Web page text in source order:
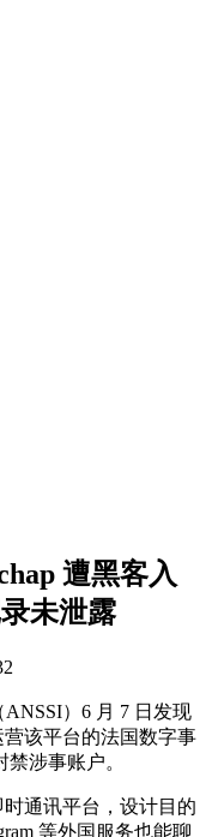
遭黑客入
未泄露
）6 月 7 日发现
该平台的法国数字事
涉事账户。
通讯平台，设计目的
等外国服务也能聊